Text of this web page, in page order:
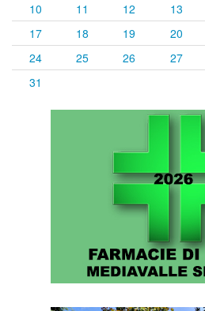
10
11 12 13
17
18 19 20
24
25 26 27
31